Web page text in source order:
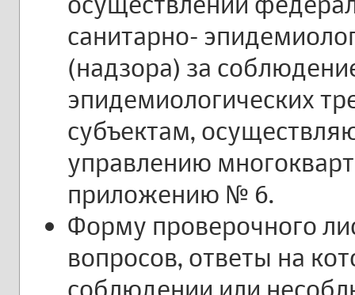
санитарно-
(надзора) за
эпидемиологических
субъектам,
управлению
приложению № 6.
Форму проверочного
вопросов, ответы на
соблюдении или